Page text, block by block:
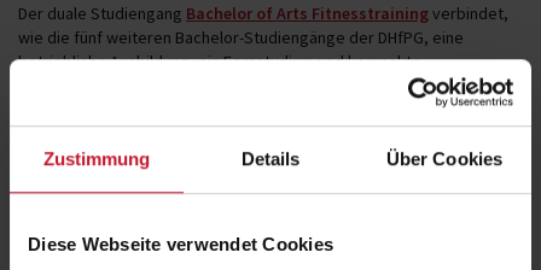
Zustimmung Details Über Cookies
Diese Webseite verwendet Cookies
Der duale Studiengang Bachelor of Arts Fitnesstrainingverbindet,
wie die fünf weiteren Bachelor-Studiengänge der DHfPG, eine
betriebliche Ausbildung, ein Fernstudium und kompakte
in Deutschland
(bundesweit), Österreich oder der Schweiz – oder digital. Durch
diese Kombination können die Studierenden an langfristigen Projekte
mitarbeiten und damit wertvolle Berufserfahrung sammeln.